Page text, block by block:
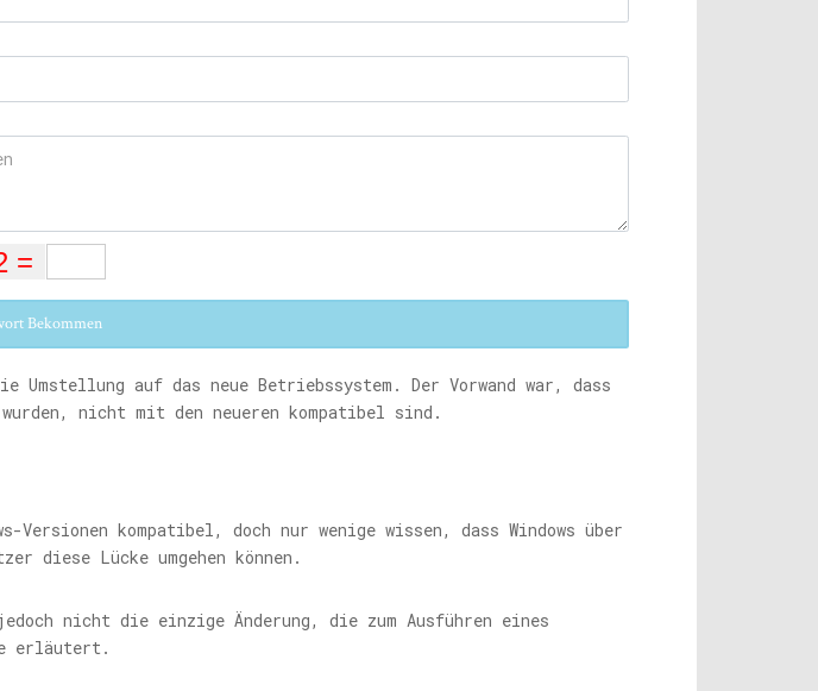
Bekommen
auf das neue Betriebssystem. Der Vorwand war, dass
nicht mit den neueren kompatibel sind.
kompatibel, doch nur wenige wissen, dass Windows über
diese Lücke umgehen können.
nicht die einzige Änderung, die zum Ausführen eines
erläutert.